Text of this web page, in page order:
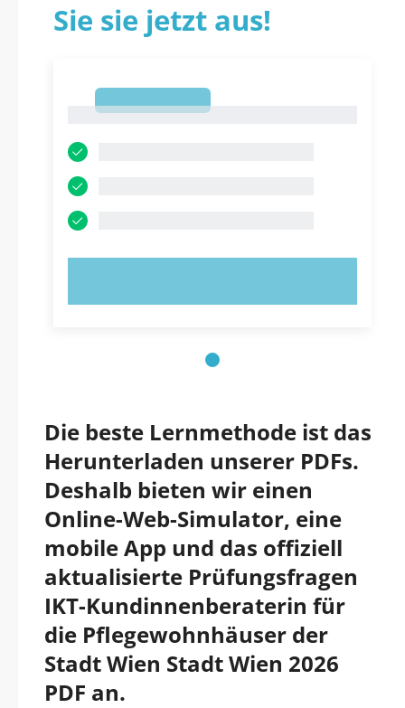
Sie sie jetzt aus!
Die beste Lernmethode ist das
Herunterladen unserer PDFs.
Deshalb bieten wir einen
Online-Web-Simulator, eine
mobile App und das offiziell
aktualisierte Prüfungsfragen
IKT-Kundinnenberaterin für
die Pflegewohnhäuser der
Stadt Wien Stadt Wien 2026
PDF an.